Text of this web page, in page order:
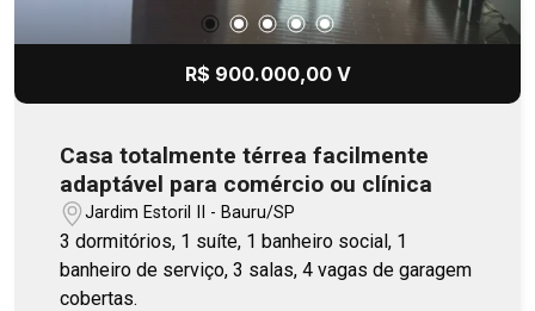
R$ 900.000,00 V
Casa totalmente térrea facilmente
adaptável para comércio ou clínica
Jardim Estoril II - Bauru/SP
3 dormitórios, 1 suíte, 1 banheiro social, 1
banheiro de serviço, 3 salas, 4 vagas de garagem
cobertas.